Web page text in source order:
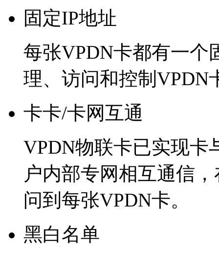
固定IP地址
每张VPDN卡都有一个
理、访问和控制VPDN
卡卡/卡网互通
VPDN物联卡已实现卡
户内部专网相互通信
问到每张VPDN卡。
黑白名单